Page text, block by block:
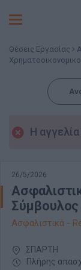
Toggle
Θέσεις Εργασίας
Η
26/5/2026
Ασφαλιστικά -
ΣΠΑΡΤΗ
Πλήρης